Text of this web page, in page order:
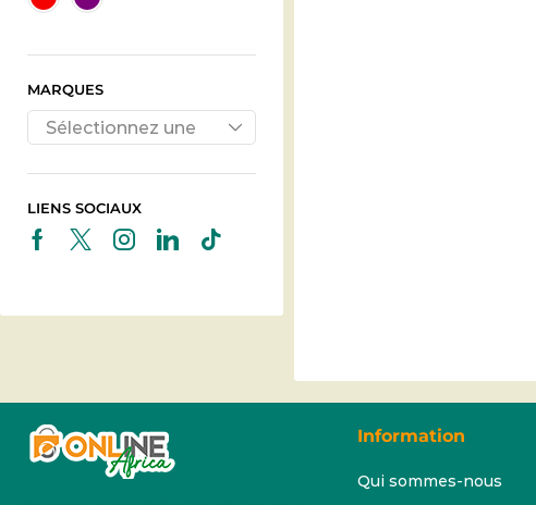
MARQUES
Sélectionnez une
LIENS SOCIAUX
Information
Qui sommes-nous